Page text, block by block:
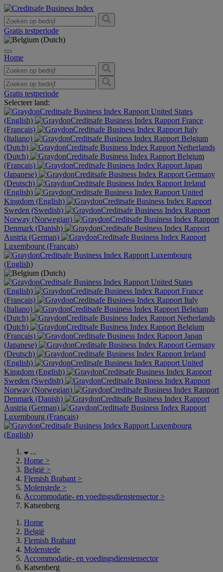
Gratis testperiode
Home
Gratis testperiode
Selecteer land:
United States
(English)
France
(Français)
Italy
(Italiano)
Belgium
(Dutch)
Netherlands
(Dutch)
Belgium
(Français)
Japan
(Japanese)
Germany
(Deutsch)
Ireland
(English)
United
Kingdom (English)
Sweden (Swedish)
Norway (Norwegian)
Denmark (Danish)
Austria (German)
Luxembourg (Français)
Luxembourg
(English)
United States
(English)
France
(Français)
Italy
(Italiano)
Belgium
(Dutch)
Netherlands
(Dutch)
Belgium
(Français)
Japan
(Japanese)
Germany
(Deutsch)
Ireland
(English)
United
Kingdom (English)
Sweden (Swedish)
Norway (Norwegian)
Denmark (Danish)
Austria (German)
Luxembourg (Français)
Luxembourg
(English)
...
Home >
België >
Flemish Brabant >
Molenstede >
Accommodatie- en voedingsdienstensector >
Katsenberg
Home
België
Flemish Brabant
Molenstede
Accommodatie- en voedingsdienstensector
Katsenberg